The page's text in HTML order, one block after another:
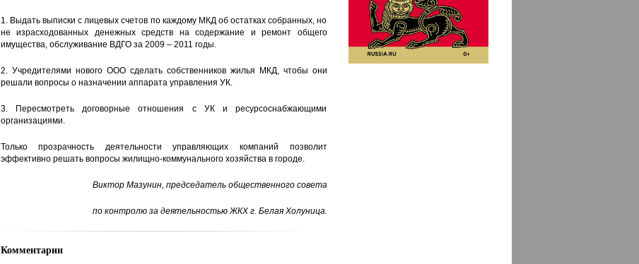
1. Выдать выписки с лицевых счетов по каждому МКД об остатках собранных, но
не израсходованных денежных средств на содержание и ремонт общего
имущества, обслуживание ВДГО за 2009 – 2011 годы.
2. Учредителями нового ООО сделать собственников жилья МКД, чтобы они
решали вопросы о назначении аппарата управления УК.
3. Пересмотреть договорные отношения с УК и ресурсоснабжающими
организациями.
Только прозрачность деятельности управляющих компаний позволит
эффективно решать вопросы жилищно-коммунального хозяйства в городе.
Виктор Мазунин, председатель общественного совета
по контролю за деятельностью ЖКХ г. Белая Холуница.
Комментарии